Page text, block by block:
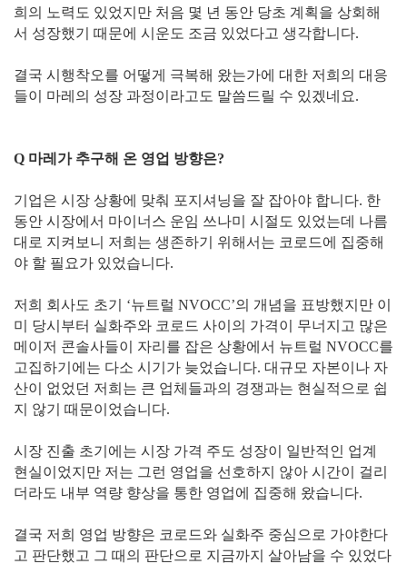
희의 노력도 있었지만 처음 몇 년 동안 당초 계획을 상회해
서 성장했기 때문에 시운도 조금 있었다고 생각합니다.
결국 시행착오를 어떻게 극복해 왔는가에 대한 저희의 대응
들이 마레의 성장 과정이라고도 말씀드릴 수 있겠네요.
Q 마레가 추구해 온 영업 방향은?
기업은 시장 상황에 맞춰 포지셔닝을 잘 잡아야 합니다. 한
동안 시장에서 마이너스 운임 쓰나미 시절도 있었는데 나름
대로 지켜보니 저희는 생존하기 위해서는 코로드에 집중해
야 할 필요가 있었습니다.
저희 회사도 초기 ‘뉴트럴 NVOCC’의 개념을 표방했지만 이
미 당시부터 실화주와 코로드 사이의 가격이 무너지고 많은
메이저 콘솔사들이 자리를 잡은 상황에서 뉴트럴 NVOCC를
고집하기에는 다소 시기가 늦었습니다. 대규모 자본이나 자
산이 없었던 저희는 큰 업체들과의 경쟁과는 현실적으로 쉽
지 않기 때문이었습니다.
시장 진출 초기에는 시장 가격 주도 성장이 일반적인 업계
현실이었지만 저는 그런 영업을 선호하지 않아 시간이 걸리
더라도 내부 역량 향상을 통한 영업에 집중해 왔습니다.
결국 저희 영업 방향은 코로드와 실화주 중심으로 가야한다
고 판단했고 그 때의 판단으로 지금까지 살아남을 수 있었다